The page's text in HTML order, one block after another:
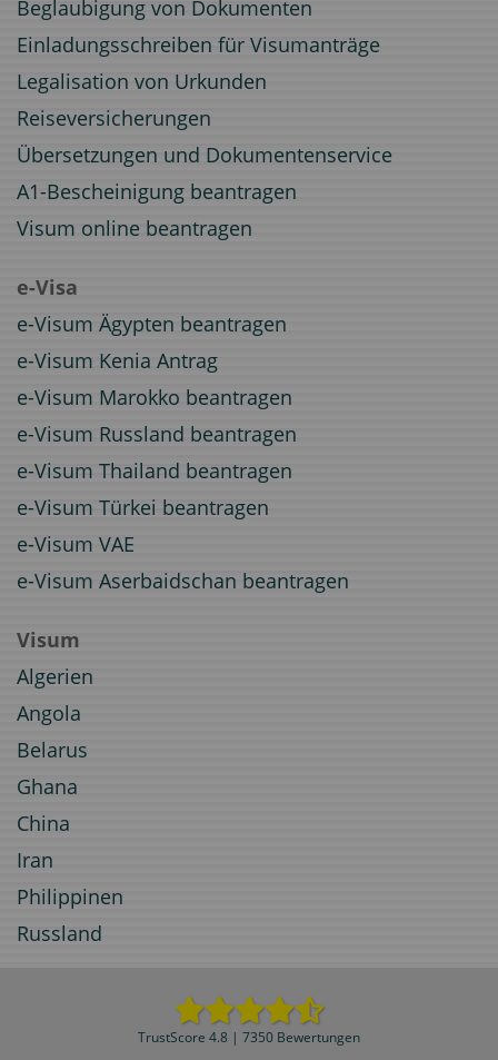
Beglaubigung von Dokumenten
Einladungsschreiben für Visumanträge
Legalisation von Urkunden
Reiseversicherungen
Übersetzungen und Dokumentenservice
A1-Bescheinigung beantragen
Visum online beantragen
e-Visa
e-Visum Ägypten beantragen
e-Visum Kenia Antrag
e-Visum Marokko beantragen
e-Visum Russland beantragen
e-Visum Thailand beantragen
e-Visum Türkei beantragen
e-Visum VAE
e-Visum Aserbaidschan beantragen
Visum
Algerien
Angola
Belarus
Ghana
China
Iran
Philippinen
Russland
TrustScore 4.8 | 7350 Bewertungen